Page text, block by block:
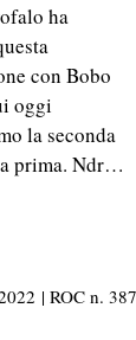
ha
con Bobo
oggi
la seconda
prima. Ndr…
| ROC n.